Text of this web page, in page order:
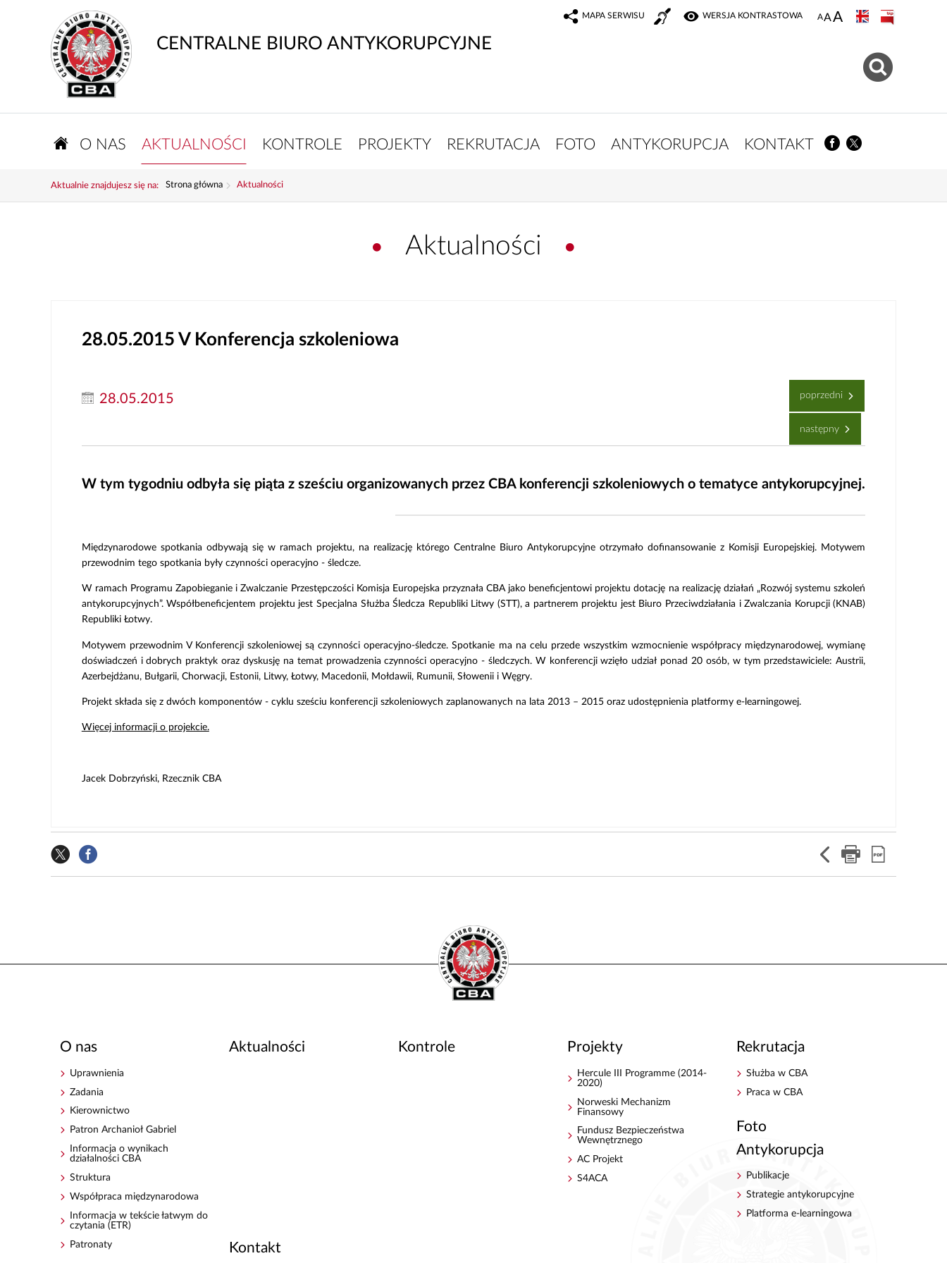
CENTRALNE BIURO ANTYKORUPCYJNE
MAPA SERWISU WERSJA KONTRASTOWA
O NAS AKTUALNOŚCI KONTROLE PROJEKTY REKRUTACJA FOTO ANTYKORUPCJA KONTAKT
Aktualnie znajdujesz się na: Strona główna Aktualności
Aktualności
28.05.2015 V Konferencja szkoleniowa
28.05.2015 poprzedni
następny
W tym tygodniu odbyła się piąta z sześciu organizowanych przez CBA konferencji szkoleniowych o tematyce antykorupcyjnej.
Międzynarodowe spotkania odbywają się w ramach projektu, na realizację którego Centralne Biuro Antykorupcyjne otrzymało dofinansowanie z Komisji Europejskiej. Motywem
przewodnim tego spotkania były czynności operacyjno - śledcze.
W ramach Programu Zapobieganie i Zwalczanie Przestępczości Komisja Europejska przyznała CBA jako beneficjentowi projektu dotację na realizację działań „Rozwój systemu szkoleń
antykorupcyjnych”. Współbeneficjentem projektu jest Specjalna Służba Śledcza Republiki Litwy (STT), a partnerem projektu jest Biuro Przeciwdziałania i Zwalczania Korupcji (KNAB)
Republiki Łotwy.
Motywem przewodnim V Konferencji szkoleniowej są czynności operacyjno-śledcze. Spotkanie ma na celu przede wszystkim wzmocnienie współpracy międzynarodowej, wymianę
doświadczeń i dobrych praktyk oraz dyskusję na temat prowadzenia czynności operacyjno - śledczych. W konferencji wzięło udział ponad 20 osób, w tym przedstawiciele: Austrii,
Azerbejdżanu, Bułgarii, Chorwacji, Estonii, Litwy, Łotwy, Macedonii, Mołdawii, Rumunii, Słowenii i Węgry.
Projekt składa się z dwóch komponentów - cyklu sześciu konferencji szkoleniowych zaplanowanych na lata 2013 – 2015 oraz udostępnienia platformy e-learningowej.
Więcej informacji o projekcie.
Jacek Dobrzyński, Rzecznik CBA
O nas
Uprawnienia
Zadania
Kierownictwo
Patron Archanioł Gabriel
Informacja o wynikach
działalności CBA
Struktura
Współpraca międzynarodowa
Informacja w tekście łatwym do
czytania (ETR)
Patronaty
Aktualności Kontrole Projekty
Hercule III Programme (2014-
2020)
Norweski Mechanizm
Finansowy
Fundusz Bezpieczeństwa
Wewnętrznego
AC Projekt
S4ACA
Rekrutacja
Służba w CBA
Praca w CBA
Foto
Antykorupcja
Publikacje
Strategie antykorupcyjne
Platforma e-learningowa
Kontakt